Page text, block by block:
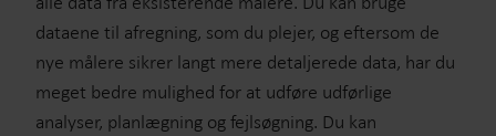
dataene til afregning, som du plejer, og eftersom de
nye målere sikrer langt mere detaljerede data, har du
meget bedre mulighed for at udføre udførlige
analyser, planlægning og fejlsøgning. Du kan